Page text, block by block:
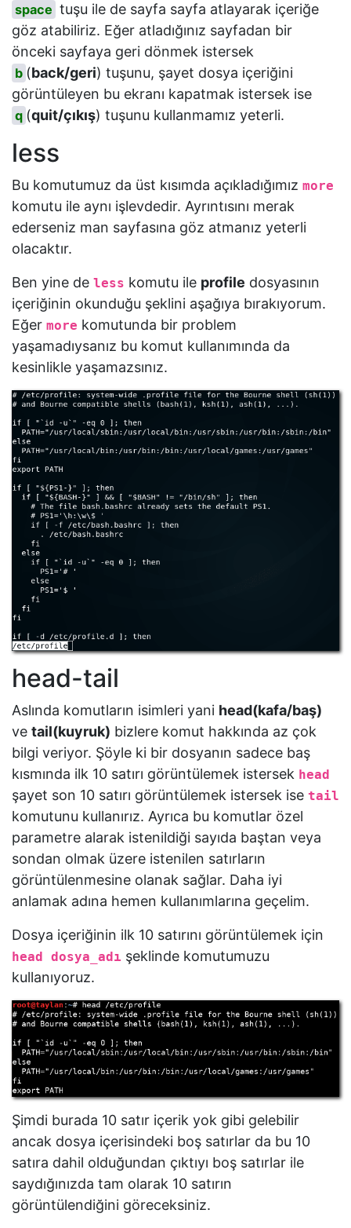
space tuşu ile de sayfa sayfa atlayarak içeriğe
göz atabiliriz. Eğer atladığınız sayfadan bir
önceki sayfaya geri dönmek istersek
b (back/geri) tuşunu, şayet dosya içeriğini
görüntüleyen bu ekranı kapatmak istersek ise
q (quit/çıkış) tuşunu kullanmamız yeterli.
less
Bu komutumuz da üst kısımda açıkladığımız more
komutu ile aynı işlevdedir. Ayrıntısını merak
ederseniz man sayfasına göz atmanız yeterli
olacaktır.
Ben yine de less komutu ile profile dosyasının
içeriğinin okunduğu şeklini aşağıya bırakıyorum.
Eğer more komutunda bir problem
yaşamadıysanız bu komut kullanımında da
kesinlikle yaşamazsınız.
head-tail
Aslında komutların isimleri yani head(kafa/baş)
ve tail(kuyruk) bizlere komut hakkında az çok
bilgi veriyor. Şöyle ki bir dosyanın sadece baş
kısmında ilk 10 satırı görüntülemek istersek head
şayet son 10 satırı görüntülemek istersek ise tail
komutunu kullanırız. Ayrıca bu komutlar özel
parametre alarak istenildiği sayıda baştan veya
sondan olmak üzere istenilen satırların
görüntülenmesine olanak sağlar. Daha iyi
anlamak adına hemen kullanımlarına geçelim.
Dosya içeriğinin ilk 10 satırını görüntülemek için
head dosya_adı şeklinde komutumuzu
kullanıyoruz.
Şimdi burada 10 satır içerik yok gibi gelebilir
ancak dosya içerisindeki boş satırlar da bu 10
satıra dahil olduğundan çıktıyı boş satırlar ile
saydığınızda tam olarak 10 satırın
görüntülendiğini göreceksiniz.